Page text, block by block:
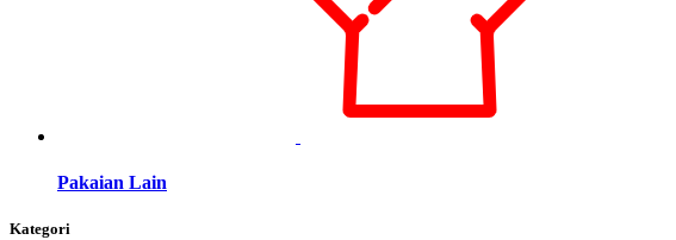
Pakaian Lain
Kategori